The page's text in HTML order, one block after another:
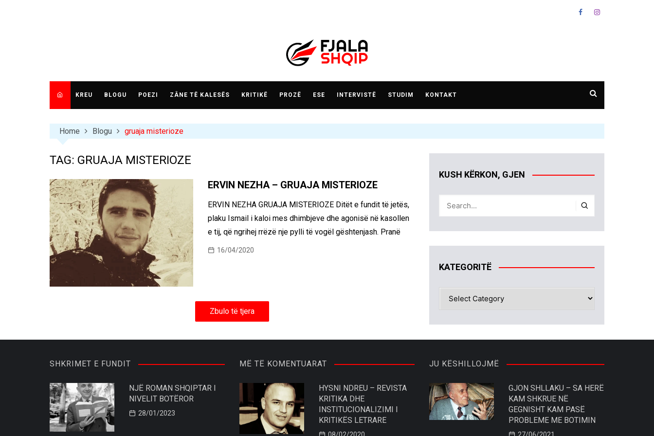
KREU BLOGU POEZI ZÂNE TË KALESËS KRITIKË PROZË ESE INTERVISTË STUDIM KONTAKT
Home Blogu gruaja misterioze
TAG: GRUAJA MISTERIOZE
ERVIN NEZHA – GRUAJA MISTERIOZE
ERVIN NEZHA GRUAJA MISTERIOZE Ditët e fundit të jetës,
plaku Ismail i kaloi mes dhimbjeve dhe agonisë në kasollen
e tij, që ngrihej rrëzë nje pylli të vogël gështenjash. Pranë
16/04/2020
Zbulo të tjera
KUSH KËRKON, GJEN
KATEGORITË
KATEGORITË
SHKRIMET E FUNDIT
NJË ROMAN SHQIPTAR I
NIVELIT BOTËROR
28/01/2023
MË TË KOMENTUARAT
HYSNI NDREU – REVISTA
KRITIKA DHE
INSTITUCIONALIZIMI I
KRITIKËS LETRARE
JU KËSHILLOJMË
GJON SHLLAKU – SA HERË
KAM SHKRUE NË
GEGNISHT KAM PASË
PROBLEME ME BOTIMIN